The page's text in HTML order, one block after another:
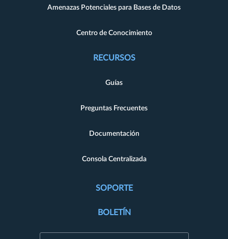
Amenazas Potenciales para Bases de Datos
Centro de Conocimiento
RECURSOS
Guías
Preguntas Frecuentes
Documentación
Consola Centralizada
SOPORTE
BOLETÍN